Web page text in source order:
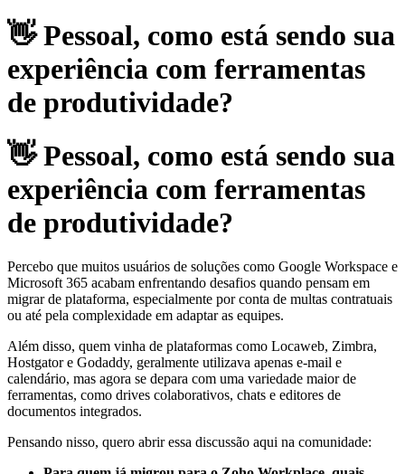
👋 Pessoal, como está sendo sua
experiência com ferramentas
de produtividade?
👋 Pessoal, como está sendo sua
experiência com ferramentas
de produtividade?
Percebo que muitos usuários de soluções como Google Workspace e
Microsoft 365 acabam enfrentando desafios quando pensam em
migrar de plataforma, especialmente por conta de multas contratuais
ou até pela complexidade em adaptar as equipes.
Além disso, quem vinha de plataformas como Locaweb, Zimbra,
Hostgator e Godaddy, geralmente utilizava apenas e-mail e
calendário, mas agora se depara com uma variedade maior de
ferramentas, como drives colaborativos, chats e editores de
documentos integrados.
Pensando nisso, quero abrir essa discussão aqui na comunidade: